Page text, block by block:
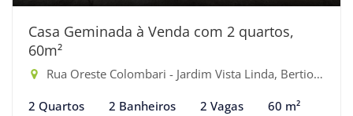
Casa Geminada à Venda com 2 quartos,
60m²
Rua Oreste Colombari - Jardim Vista Linda, Bertioga-SP
2 Quartos 2 Banheiros 2 Vagas 60 m²